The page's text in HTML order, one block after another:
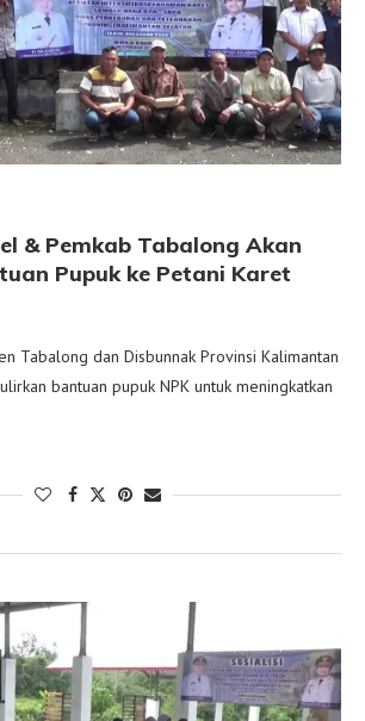
& Pemkab Tabalong Akan
Pupuk ke Petani Karet
Tabalong dan Disbunnak Provinsi Kalimantan
bantuan pupuk NPK untuk meningkatkan